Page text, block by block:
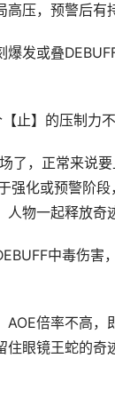
压，预警后有
发或叠
止】的压制力
了，正常来说
强化或预警阶
物一起释放奇
中毒伤
倍率不高
眼镜王蛇的